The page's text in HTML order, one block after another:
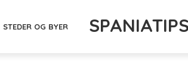
STEDER OG BYER SPANIATIPS